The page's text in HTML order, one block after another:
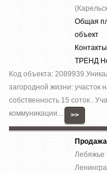
Общая
объект
ТРЕНД
Код объекта:
загородной жизни: участок
собственность 15 соток .
коммуникации...
>>
Продажа
Лебяжье